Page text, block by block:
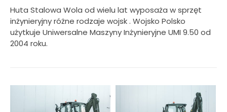
Huta Stalowa Wola od wielu lat wyposaża w sprzęt
inżynieryjny różne rodzaje wojsk . Wojsko Polsko
użytkuje Uniwersalne Maszyny Inżynieryjne UMI 9.50 od
2004 roku.